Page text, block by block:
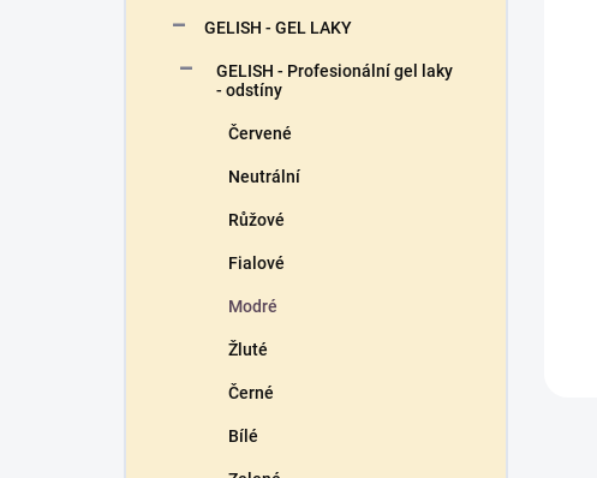
GELISH - GEL LAKY
GELISH - Profesionální gel laky
- odstíny
Červené
Neutrální
Růžové
Fialové
Modré
Žluté
Černé
Bílé